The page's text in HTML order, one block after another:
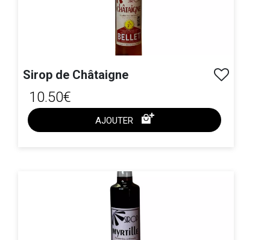
Sirop de Châtaigne
10.50€
AJOUTER
ACHAT EXPRESS